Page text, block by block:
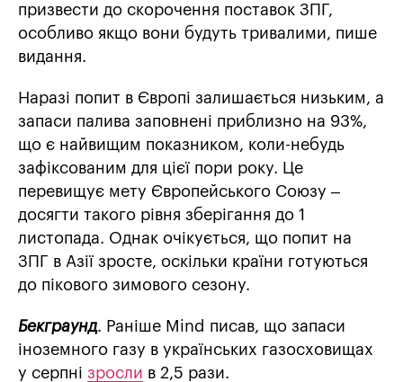
призвести до скорочення поставок ЗПГ,
особливо якщо вони будуть тривалими, пише
видання.
Наразі попит в Європі залишається низьким, а
запаси палива заповнені приблизно на 93%,
що є найвищим показником, коли-небудь
зафіксованим для цієї пори року. Це
перевищує мету Європейського Союзу –
досягти такого рівня зберігання до 1
листопада. Однак очікується, що попит на
ЗПГ в Азії зросте, оскільки країни готуються
до пікового зимового сезону.
Бекграунд. Раніше Mind писав, що запаси
іноземного газу в українських газосховищах
у серпні зросли в 2,5 рази.